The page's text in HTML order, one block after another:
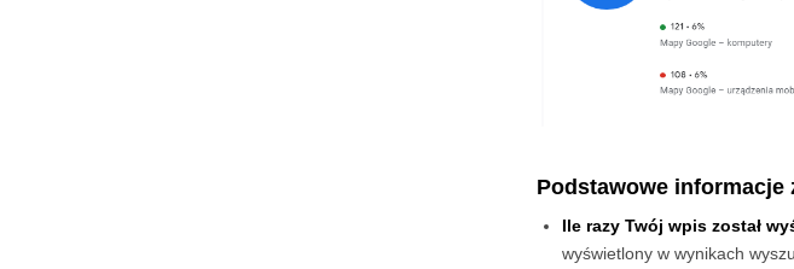
Podstawowe informacje
Ile razy Twój wpis został
wyświetlony w wynikach